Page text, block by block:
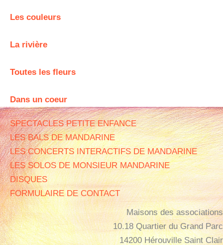
Les couleurs
La rivière
Toutes les fleurs
Dans un coeur
SPECTACLES PETITE ENFANCE
LES BALS DE MANDARINE
LES CONCERTS INTERACTIFS DE MANDARINE
LES SOLOS DE MONSIEUR MANDARINE
DISQUES
FORMULAIRE DE CONTACT
Maisons des associations
10.18 Quartier du Grand Parc
14200 Hérouville Saint Clair